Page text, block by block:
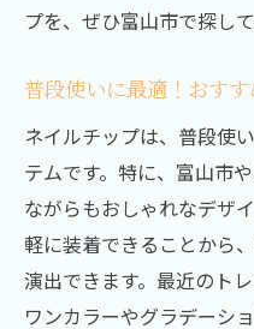
プを、ぜひ富山市で探し
普段使いに最適！おす
ネイルチップは、普段使
テムです。特に、富山市
ながらもおしゃれなデザ
軽に装着できることから
演出できます。最近のト
ワンカラーやグラデーシ